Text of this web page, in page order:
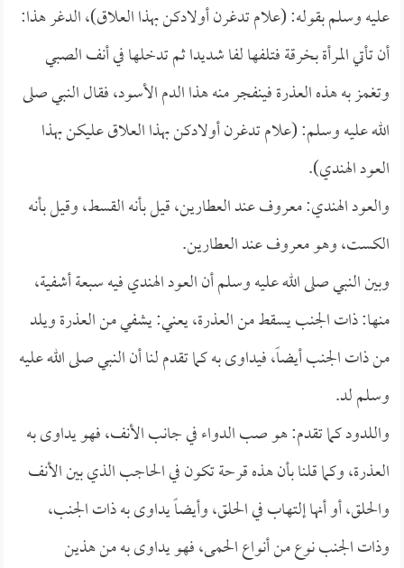
عليه وسلم بقوله: (علام تدغرن أولادكن بهذا العلاق)، الدغر هذا:
أن تأتي المرأة بخرقة فتلفها لفا شديدا ثم تدخلها في أنف الصبي
وتغمز به هذه العذرة فينفجر منه هذا الدم الأسود، فقال النبي صلى
الله عليه وسلم: (علام تدغرن أولادكن بهذا العلاق عليكن بهذا
العود الهندي).
والعود الهندي: معروف عند العطارين، قيل بأنه القسط، وقيل بأنه
الكست، وهو معروف عند العطارين.
وبين النبي صلى الله عليه وسلم أن العود الهندي فيه سبعة أشفية،
منها: ذات الجنب يسقط من العذرة، يعني: يشفي من العذرة ويلد
من ذات الجنب أيضاً، فيداوى به كما تقدم لنا أن النبي صلى الله عليه
وسلم لد.
واللدود كما تقدم: هو صب الدواء في جانب الأنف، فهو يداوى به
العذرة، وكما قلنا بأن هذه قرحة تكون في الحاجب الذي بين الأنف
والحلق، أو أنها إلتهاب في الحلق، وأيضاً يداوى به ذات الجنب،
وذات الجنب نوع من أنواع الحمى، فهو يداوى به من هذين